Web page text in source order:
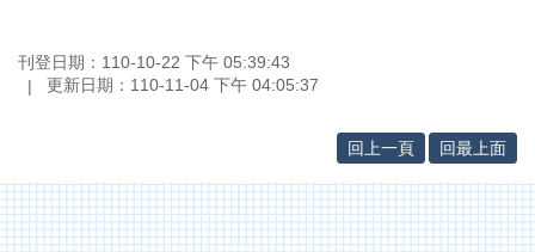
刊登日期：110-10-22 下午 05:39:43
更新日期：110-11-04 下午 04:05:37
回上一頁 回最上面